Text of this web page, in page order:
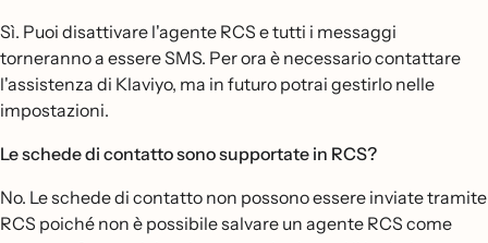
Sì. Puoi disattivare l'agente RCS e tutti i messaggi
torneranno a essere SMS. Per ora è necessario contattare
l'assistenza di Klaviyo, ma in futuro potrai gestirlo nelle
impostazioni.
Le schede di contatto sono supportate in RCS?
No. Le schede di contatto non possono essere inviate tramite
RCS poiché non è possibile salvare un agente RCS come